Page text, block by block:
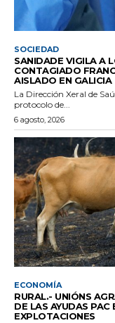
SOCIEDAD
SANIDADE VIGILA A
CONTAGIADO
AISLADO EN GALICIA
La Dirección Xeral de
protocolo de...
6 agosto, 2026
ECONOMÍA
RURAL.- UNIÓNS
DE LAS AYUDAS PAC
EXPLOTACIONES